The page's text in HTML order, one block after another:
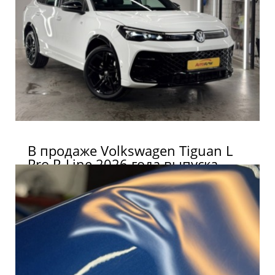
В продаже Volkswagen Tiguan L
Pro R-Line 2026 года выпуска.